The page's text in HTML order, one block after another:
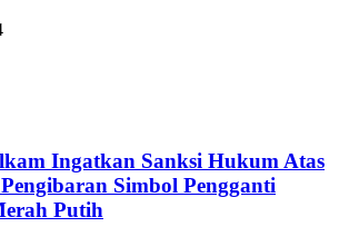
Ingatkan Sanksi Hukum Atas
Simbol Pengganti
Putih